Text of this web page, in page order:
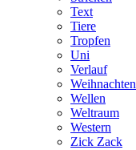
Text
Tiere
Tropfen
Uni
Verlauf
Weihnachten
Wellen
Weltraum
Western
Zick Zack